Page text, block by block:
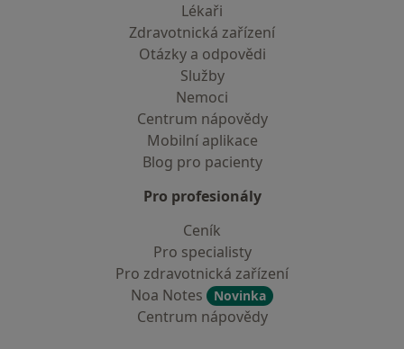
Lékaři
Zdravotnická zařízení
Otázky a odpovědi
Služby
Nemoci
Centrum nápovědy
Mobilní aplikace
Blog pro pacienty
Pro profesionály
Ceník
Pro specialisty
Pro zdravotnická zařízení
Noa Notes
Novinka
Centrum nápovědy